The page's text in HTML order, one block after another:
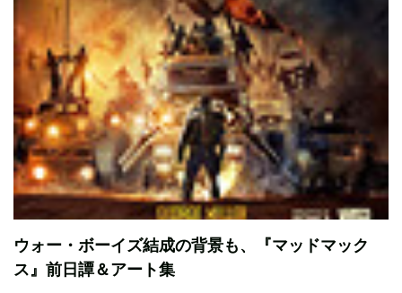
ウォー・ボーイズ結成の背景も、『マッドマック
ス』前日譚＆アート集